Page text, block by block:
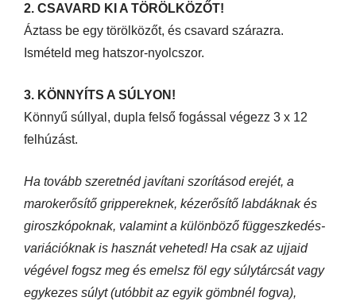
2. CSAVARD KI A TÖRÖLKÖZŐT!
Áztass be egy törölközőt, és csavard szárazra.
Ismételd meg hatszor-nyolcszor.
3. KÖNNYÍTS A SÚLYON!
Könnyű súllyal, dupla felső fogással végezz 3 x 12
felhúzást.
Ha tovább szeretnéd javítani szorításod erejét, a
marokerősítő grippereknek, kézerősítő labdáknak és
giroszkópoknak, valamint a különböző függeszkedés-
variációknak is hasznát veheted! Ha csak az ujjaid
végével fogsz meg és emelsz föl egy súlytárcsát vagy
egykezes súlyt (utóbbit az egyik gömbnél fogva),